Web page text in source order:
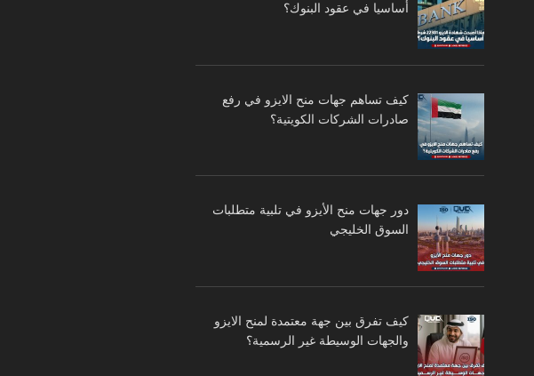
أساسيا في عقود البنوك؟
كيف تساهم جهات منح الايزو في رفع
صادرات الشركات الكويتية؟
دور جهات منح الأيزو في تلبية متطلبات
السوق الخليجي
كيف تفرق بين جهة معتمدة لمنح الايزو
والجهات الوسيطة غير الرسمية؟